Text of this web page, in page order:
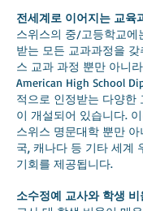
전세계로 이어지는 교육
스위스의 중/고등학교에
받는 모든 교과과정을
스 교과 과정 뿐만 아니
American High School
적으로 인정받는 다양한
이 개설되어 있습니다.
스위스 명문대학 뿐만 아
국, 캐나다 등 기타 세계
기회를 제공됩니다.
소수정예 교사와 학생 비